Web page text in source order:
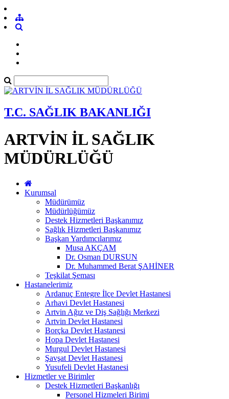
T.C. SAĞLIK BAKANLIĞI
ARTVİN İL SAĞLIK
MÜDÜRLÜĞÜ
Kurumsal
Müdürümüz
Müdürlüğümüz
Destek Hizmetleri Başkanımız
Sağlık Hizmetleri Başkanımız
Başkan Yardımcılarımız
Musa AKÇAM
Dr. Osman DURSUN
Dr. Muhammed Berat ŞAHİNER
Teşkilat Şeması
Hastanelerimiz
Ardanuç Entegre İlçe Devlet Hastanesi
Arhavi Devlet Hastanesi
Artvin Ağız ve Diş Sağlığı Merkezi
Artvin Devlet Hastanesi
Borçka Devlet Hastanesi
Hopa Devlet Hastanesi
Murgul Devlet Hastanesi
Şavşat Devlet Hastanesi
Yusufeli Devlet Hastanesi
Hizmetler ve Birimler
Destek Hizmetleri Başkanlığı
Personel Hizmeleri Birimi